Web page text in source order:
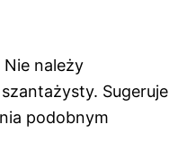
należy
Sugeruje
podobnym